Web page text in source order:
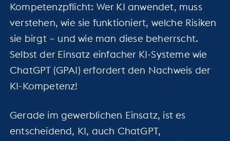
Kompetenzpflicht: Wer KI anwendet, muss
verstehen, wie sie funktioniert, welche Risiken
sie birgt – und wie man diese beherrscht.
Selbst der Einsatz einfacher KI-Systeme wie
ChatGPT (GPAI) erfordert den Nachweis der
KI-Kompetenz!
Gerade im gewerblichen Einsatz, ist es
entscheidend, KI, auch ChatGPT,